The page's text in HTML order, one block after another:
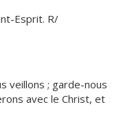
Esprit. R/
veillons ; garde-nous
avec le Christ, et